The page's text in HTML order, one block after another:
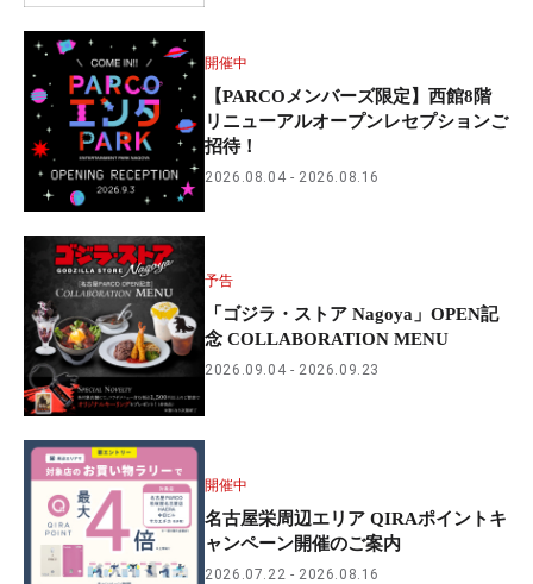
開催中
【PARCOメンバーズ限定】西館8階
リニューアルオープンレセプションご
招待！
2026.08.04 2026.08.16
予告
「ゴジラ・ストア Nagoya」OPEN記
念 COLLABORATION MENU
2026.09.04 2026.09.23
開催中
名古屋栄周辺エリア QIRAポイントキ
ャンペーン開催のご案内
2026.07.22 2026.08.16